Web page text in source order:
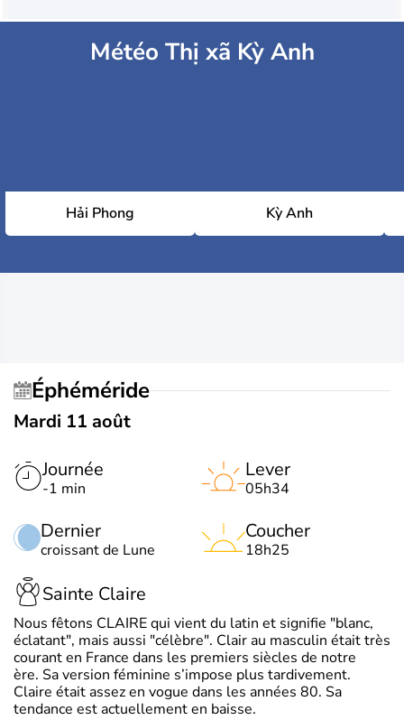
Météo Thị xã Kỳ Anh
Hải Phong Kỳ Anh
Éphéméride
Mardi 11 août
Journée
-1 min
Dernier
croissant de Lune
Lever
05h34
Coucher
18h25
Sainte Claire
Nous fêtons CLAIRE qui vient du latin et signifie "blanc,
éclatant", mais aussi "célèbre". Clair au masculin était très
courant en France dans les premiers siècles de notre
ère. Sa version féminine s’impose plus tardivement.
Claire était assez en vogue dans les années 80. Sa
tendance est actuellement en baisse.